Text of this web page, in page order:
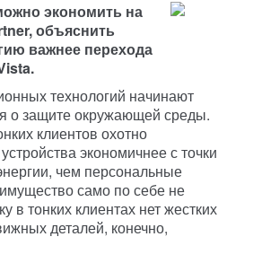
экономить на
объяснить
важнее перехода
технологий начинают
о защите окружающей среды.
клиентов охотно
экономичнее с точки
чем персональные
само по себе не
в тонких клиентах нет жестких
деталей, конечно,